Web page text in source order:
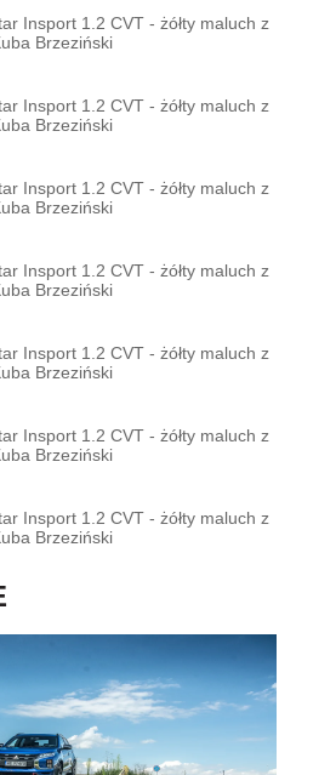
Insport 1.2 CVT - żółty maluch z
Brzeziński
Insport 1.2 CVT - żółty maluch z
Brzeziński
Insport 1.2 CVT - żółty maluch z
Brzeziński
Insport 1.2 CVT - żółty maluch z
Brzeziński
Insport 1.2 CVT - żółty maluch z
Brzeziński
Insport 1.2 CVT - żółty maluch z
Brzeziński
Insport 1.2 CVT - żółty maluch z
Brzeziński